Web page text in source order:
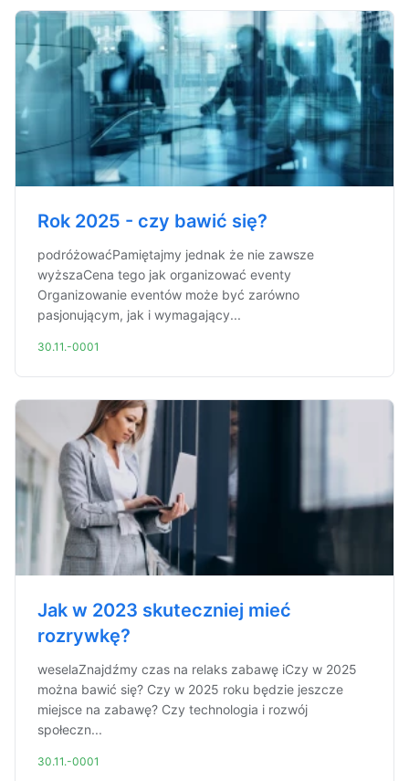
Rok 2025 - czy bawić się?
podróżowaćPamiętajmy jednak że nie zawsze
wyższaCena tego jak organizować eventy
Organizowanie eventów może być zarówno
pasjonującym, jak i wymagający...
30.11.-0001
Jak w 2023 skuteczniej mieć
rozrywkę?
weselaZnajdźmy czas na relaks zabawę iCzy w 2025
można bawić się? Czy w 2025 roku będzie jeszcze
miejsce na zabawę? Czy technologia i rozwój
społeczn...
30.11.-0001